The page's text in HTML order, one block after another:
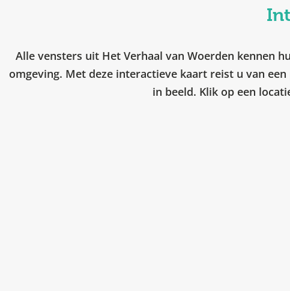
Alle vensters uit Het Verhaal van Woerden kennen
omgeving. Met deze interactieve kaart reist u van
in beeld. Klik op een